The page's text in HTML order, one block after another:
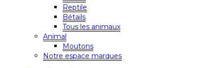
Reptile
Bétails
Tous les animaux
Animal
Moutons
Notre espace marques